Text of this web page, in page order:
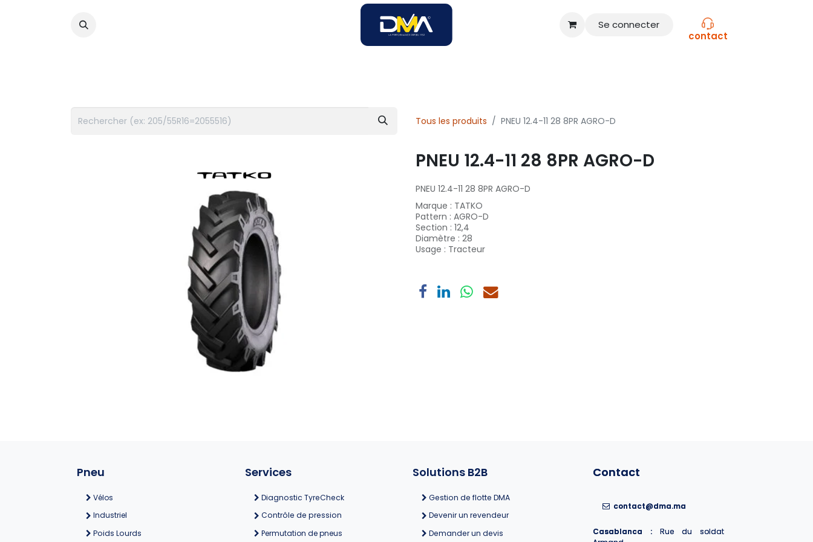
Se connecter
contact
Tous les produits PNEU 12.4-11 28 8PR AGRO-D
PNEU 12.4-11 28 8PR AGRO-D
PNEU 12.4-11 28 8PR AGRO-D
Marque : TATKO
Pattern : AGRO-D
Section : 12,4
Diamètre : 28
Usage : Tracteur
Services
Diagnostic TyreCheck
Contrôle de pression
Permutation de pneus
Solutions B2B
Gestion de flotte DMA
Devenir un revendeur
Demander un devis
Contact
contact@dma.ma
Casablanca :
Rue du soldat
Contact
contact@dma.ma
Casablanca :
Rue du soldat
Pneu
Vélos
Industriel
Poids Lourds